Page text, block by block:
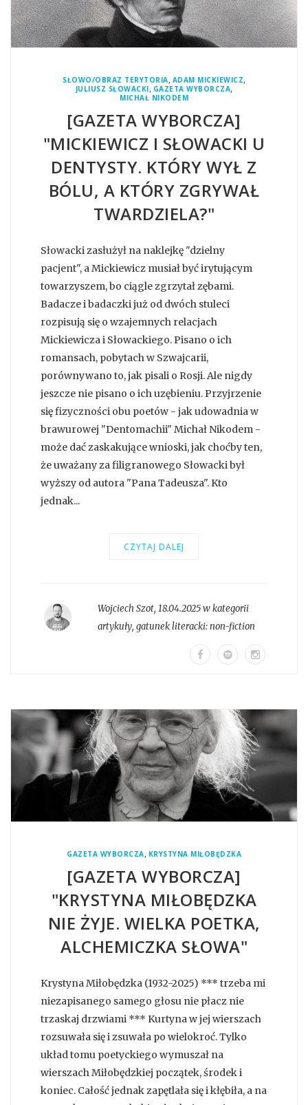
SŁOWO/OBRAZ TERYTORIA, ADAM MICKIEWICZ,
JULIUSZ SŁOWACKI, GAZETA WYBORCZA,
MICHAŁ NIKODEM
[GAZETA WYBORCZA]
"MICKIEWICZ I SŁOWACKI U
DENTYSTY. KTÓRY WYŁ Z
BÓLU, A KTÓRY ZGRYWAŁ
TWARDZIELA?"
Słowacki zasłużył na naklejkę "dzielny
pacjent", a Mickiewicz musiał być irytującym
towarzyszem, bo ciągle zgrzytał zębami.
Badacze i badaczki już od dwóch stuleci
rozpisują się o wzajemnych relacjach
Mickiewicza i Słowackiego. Pisano o ich
romansach, pobytach w Szwajcarii,
porównywano to, jak pisali o Rosji. Ale nigdy
jeszcze nie pisano o ich uzębieniu. Przyjrzenie
się fizyczności obu poetów - jak udowadnia w
brawurowej "Dentomachii" Michał Nikodem -
może dać zaskakujące wnioski, jak choćby ten,
że uważany za filigranowego Słowacki był
wyższy od autora "Pana Tadeusza". Kto
jednak...
CZYTAJ DALEJ
Wojciech Szot, 18.04.2025 w kategorii
artykuły, gatunek literacki:non-fiction
GAZETA WYBORCZA, KRYSTYNA MIŁOBĘDZKA
[GAZETA WYBORCZA]
"KRYSTYNA MIŁOBĘDZKA
NIE ŻYJE. WIELKA POETKA,
ALCHEMICZKA SŁOWA"
Krystyna Miłobędzka (1932-2025) *** trzeba mi
niezapisanego samego głosu nie płacz nie
trzaskaj drzwiami *** Kurtyna w jej wierszach
rozsuwała się i zsuwała po wielokroć. Tylko
układ tomu poetyckiego wymuszał na
wierszach Miłobędzkiej początek, środek i
koniec. Całość jednak zapętlała się i kłębiła, a na